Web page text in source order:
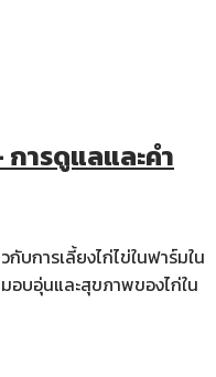
ารดูแลและคำ
บการเลี้ยงไก่ไข่ในฟาร์มใน
อบอุ่นและสุขภาพของไก่ใน